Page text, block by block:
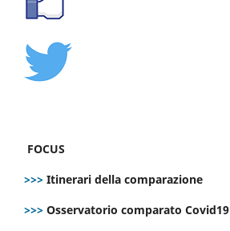
FOCUS
>>> Itinerari della comparazione
>>> Osservatorio comparato Covid19